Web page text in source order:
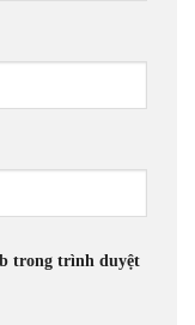
trong trình duyệt